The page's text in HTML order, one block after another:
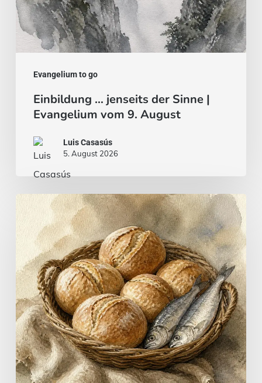
Evangelium to go
Einbildung … jenseits der Sinne |
Evangelium vom 9. August
Luis Casasús
5. August 2026
Brot
und
Fisch
oder
ein
Fleischeintopf?
|
Evangelium
vom